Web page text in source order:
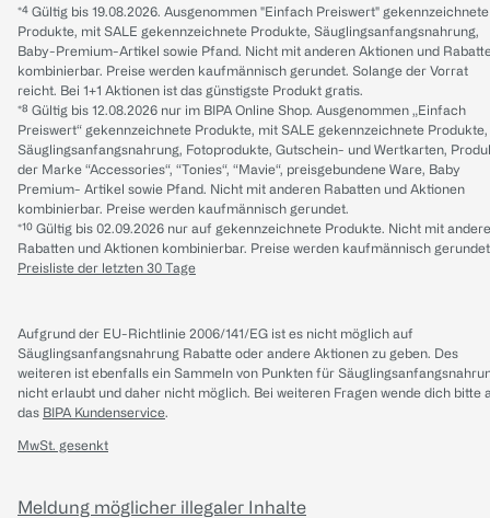
*⁴ Gültig bis 19.08.2026. Ausgenommen "Einfach Preiswert" gekennzeichnete
Produkte, mit SALE gekennzeichnete Produkte, Säuglingsanfangsnahrung,
Baby-Premium-Artikel sowie Pfand. Nicht mit anderen Aktionen und
kombinierbar. Preise werden kaufmännisch gerundet. Solange der Vorrat
reicht. Bei 1+1 Aktionen ist das günstigste Produkt gratis.
*⁸ Gültig bis 12.08.2026 nur im BIPA Online Shop. Ausgenommen „Einfach
Preiswert“ gekennzeichnete Produkte, mit SALE gekennzeichnete Produkte,
Säuglingsanfangsnahrung, Fotoprodukte, Gutschein- und Wertkarten,
der Marke “Accessories“, “Tonies“, “Mavie“, preisgebundene Ware, Baby
Premium- Artikel sowie Pfand. Nicht mit anderen Rabatten und Aktionen
kombinierbar. Preise werden kaufmännisch gerundet.
*¹⁰ Gültig bis 02.09.2026 nur auf gekennzeichnete Produkte. Nicht mit
Rabatten und Aktionen kombinierbar. Preise werden kaufmännisch
Preisliste der letzten 30 Tage
Aufgrund der EU-Richtlinie 2006/141/EG ist es nicht möglich auf
Säuglingsanfangsnahrung Rabatte oder andere Aktionen zu geben. Des
weiteren ist ebenfalls ein Sammeln von Punkten für
nicht erlaubt und daher nicht möglich. Bei weiteren Fragen wende dich bitte
das BIPA Kundenservice.
MwSt. gesenkt
Meldung möglicher illegaler Inhalte